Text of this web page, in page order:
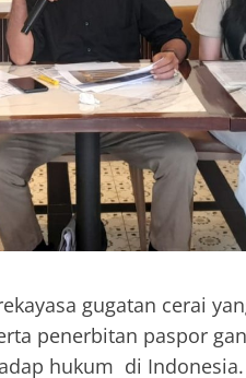
gugatan cerai
penerbitan paspor
hukum di